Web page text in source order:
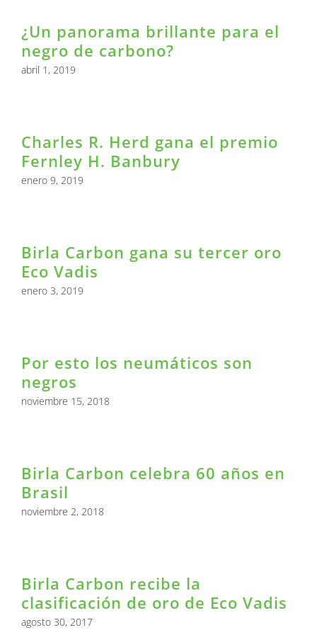
¿Un panorama brillante para el
negro de carbono?
abril 1, 2019
Charles R. Herd gana el premio
Fernley H. Banbury
enero 9, 2019
Birla Carbon gana su tercer oro
Eco Vadis
enero 3, 2019
Por esto los neumáticos son
negros
noviembre 15, 2018
Birla Carbon celebra 60 años en
Brasil
noviembre 2, 2018
Birla Carbon recibe la
clasificación de oro de Eco Vadis
agosto 30, 2017